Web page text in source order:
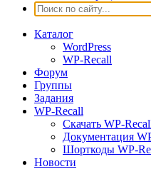
Каталог
WordPress
WP-Recall
Форум
Группы
Задания
WP-Recall
Скачать WP-
Документация
Шорткоды WP-
Новости